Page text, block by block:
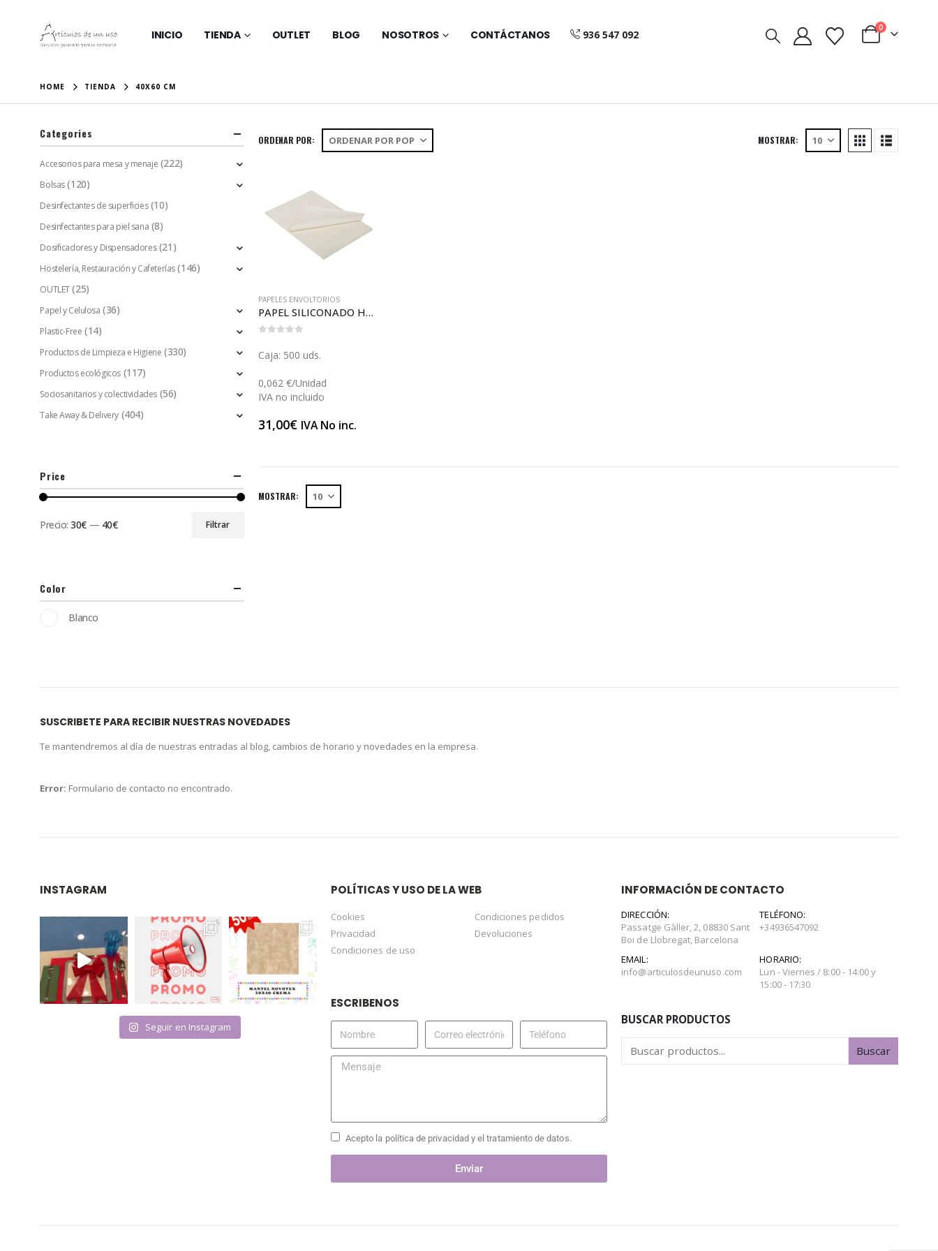
INICIO TIENDA OUTLET BLOG NOSOTROS CONTÁCTANOS 936 547 092
0
HOME TIENDA 40X60 CM
ORDENAR POR: MOSTRAR:
PAPELES ENVOLTORIOS
PAPEL SILICONADO HORNO 40 (B088)
Caja: 500 uds.
0,062 €/Unidad
IVA no incluido
31,00€ IVA No inc.
MOSTRAR:
Categories
Accesorios para mesa y menaje (222)
Bolsas (120)
Desinfectantes de superficies (10)
Desinfectantes para piel sana (8)
Dosificadores y Dispensadores (21)
Hostelería, Restauración y Cafeterías (146)
OUTLET (25)
Papel y Celulosa (36)
Plastic-Free (14)
Productos de Limpieza e Higiene (330)
Productos ecológicos (117)
Sociosanitarios y colectividades (56)
Take Away & Delivery (404)
Price
Filtrar
Precio:30€ — 40€
Color
Blanco
SUSCRIBETE PARA RECIBIR NUESTRAS NOVEDADES
Te mantendremos al día de nuestras entradas al blog, cambios de horario y novedades en la empresa.
Error: Formulario de contacto no encontrado.
INSTAGRAM
Seguir en Instagram
POLÍTICAS Y USO DE LA WEB
Cookies
Privacidad
Condiciones de uso
Condiciones pedidos
Devoluciones
ESCRIBENOS
Acepto la política de privacidad y el tratamiento de datos.
Enviar
INFORMACIÓN DE CONTACTO
DIRECCIÓN:
Passatge Gàller, 2, 08830 Sant
Boi de Llobregat, Barcelona
TELÉFONO:
+34936547092
EMAIL:
info@articulosdeunuso.com
HORARIO:
Lun - Viernes / 8:00 - 14:00 y
15:00 - 17:30
BUSCAR PRODUCTOS
Buscar